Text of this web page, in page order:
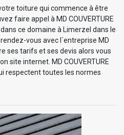
toiture qui commence à être
faire appel à MD COUVERTURE
ce domaine à Limerzel dans le
vous avec l`entreprise MD
ses tarifs et ses devis alors vous
site internet. MD COUVERTURE
respectent toutes les normes